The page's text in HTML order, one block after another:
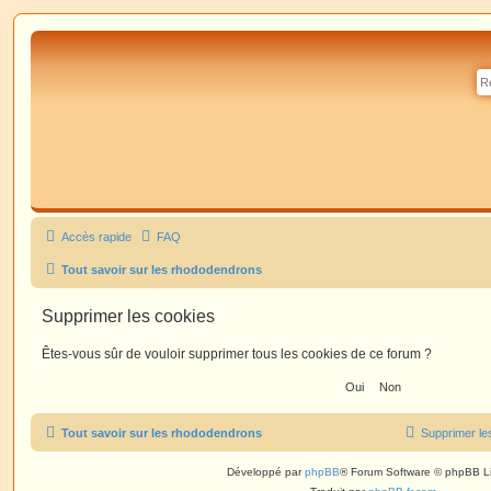
Accès rapide FAQ
Tout savoir sur les rhododendrons
Supprimer les cookies
Êtes-vous sûr de vouloir supprimer tous les cookies de ce forum ?
Tout savoir sur les rhododendrons Supprimer
Développé parphpBB® Forum Software © phpBB